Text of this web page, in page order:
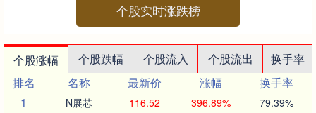
个股实时涨跌榜
个股涨幅 个股跌幅 个股流入 个股流出
换手率
排名
名称 最新价 涨幅
换手率
1
N展芯 116.52 396.89% 79.39%